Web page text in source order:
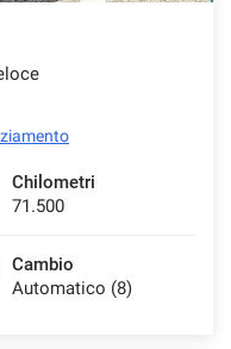
Chilometri
71.500
Cambio
Automatico (8)